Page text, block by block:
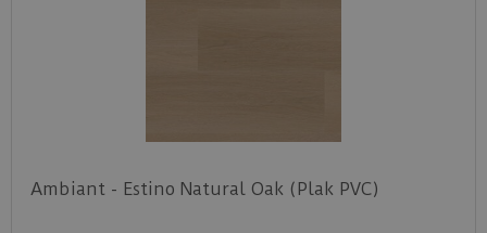
Ambiant - Estino Natural Oak (Plak PVC)